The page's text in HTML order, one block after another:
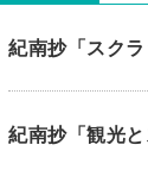
紀南抄「スク
紀南抄「観光